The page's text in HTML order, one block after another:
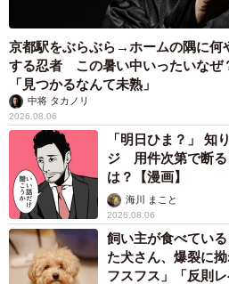
京都駅をぶらぶら→ホームの隅に何
する忍者 この暑い中いったいな
「見つかるなんて未熟」
中将 タカノリ
2026.08.06
「明日ひま？」 知
ジ 用件次第で断る
は？【漫画】
海川 まこと
2026.08.06
飼い主が食べてい
た犬さん、爆裂に
フスフス」「反則レ